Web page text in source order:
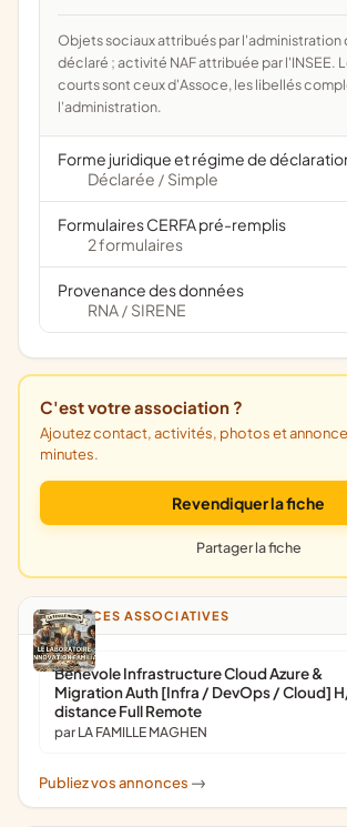
Objets sociaux attribués par l'administration d'après l'objet
déclaré ; activité NAF attribuée par l'INSEE.
courts sont ceux d'Assoce, les libellés
l'administration.
Forme juridique et régime de
Déclarée / Simple
Formulaires CERFA pré-remplis
2 formulaires
Provenance des données
RNA / SIRENE
C'est votre association ?
Ajoutez contact, activités, photos et annonces. Gratuit, en 5
minutes.
Revendiquer la fiche
Partager la fiche
ANNONCES ASSOCIATIVES
Bénévole Infrastructure Cloud Azure &
Migration Auth [Infra / DevOps / Cloud]
distance Full Remote
par LA FAMILLE MAGHEN
Publiez vos annonces ->